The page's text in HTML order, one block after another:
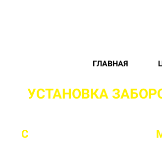
ГЛАВНАЯ
УСТАНОВКА
СПРОФЕССИОНАЛЬНЫМ